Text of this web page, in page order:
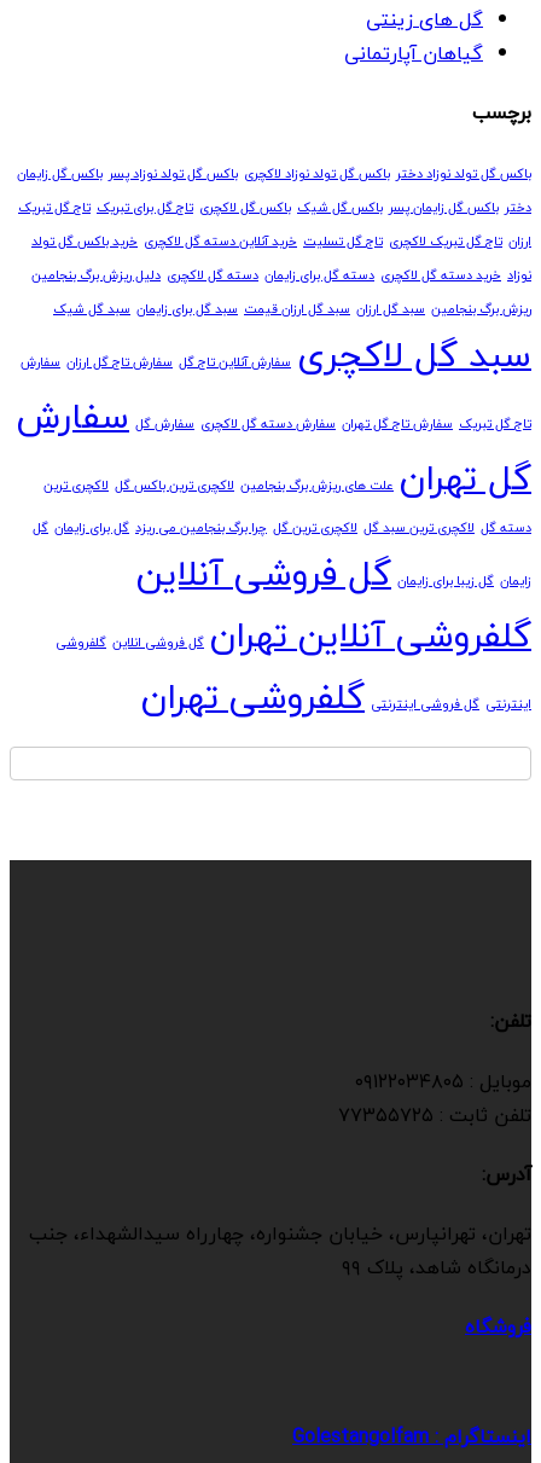
گل های زینتی
گیاهان آپارتمانی
برچسب
باکس گل تولد نوزاد دختر باکس گل تولد نوزاد لاکچری باکس گل تولد نوزاد پسر باکس گل زایمان
دختر باکس گل زایمان پسر باکس گل شیک باکس گل لاکچری تاج گل برای تبریک تاج گل تبریک
ارزان تاج گل تبریک لاکچری تاج گل تسلیت خرید آنلاین دسته گل لاکچری خرید باکس گل تولد
نوزاد خرید دسته گل لاکچری دسته گل برای زایمان دسته گل لاکچری دلیل ریزش برگ بنجامین
ریزش برگ بنجامین سبد گل ارزان سبد گل ارزان قیمت سبد گل برای زایمان سبد گل شیک
سبد گل لاکچری سفارش آنلاین تاج گل سفارش تاج گل ارزان سفارش
تاج گل تبریک سفارش تاج گل تهران سفارش دسته گل لاکچری سفارش گل سفارش
گل تهران علت های ریزش برگ بنجامین لاکچری ترین باکس گل لاکچری ترین
دسته گل لاکچری ترین سبد گل لاکچری ترین گل چرا برگ بنجامین می ریزد گل برای زایمان گل
زایمان گل زیبا برای زایمان گل فروشی آنلاین
گلفروشی آنلاین تهران گل فروشی انلاین گلفروشی
اینترنتی گل فروشی اینترنتی گلفروشی تهران
تلفن:
موبایل : ۰۹۱۲۲۰۳۴۸۰۵
تلفن ثابت : ۷۷۳۵۵۷۲۵
آدرس:
تهران، تهرانپارس، خیابان جشنواره، چهارراه سیدالشهداء، جنب
درمانگاه شاهد، پلاک ۹۹
فروشگاه
اینستاگرام : Golestangolfam